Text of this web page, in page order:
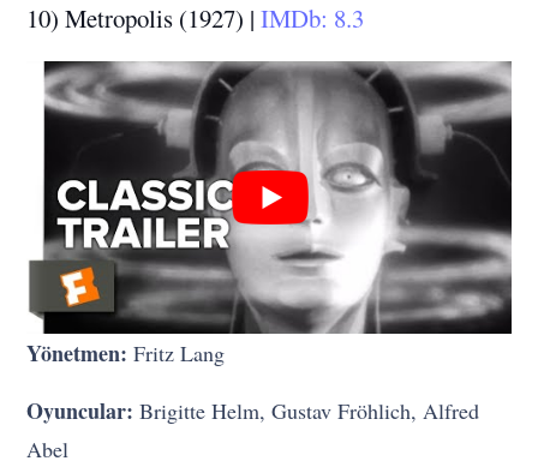
10) Metropolis (1927) |IMDb: 8.3
Yönetmen: Fritz Lang
Oyuncular: Brigitte Helm, Gustav Fröhlich, Alfred
Abel